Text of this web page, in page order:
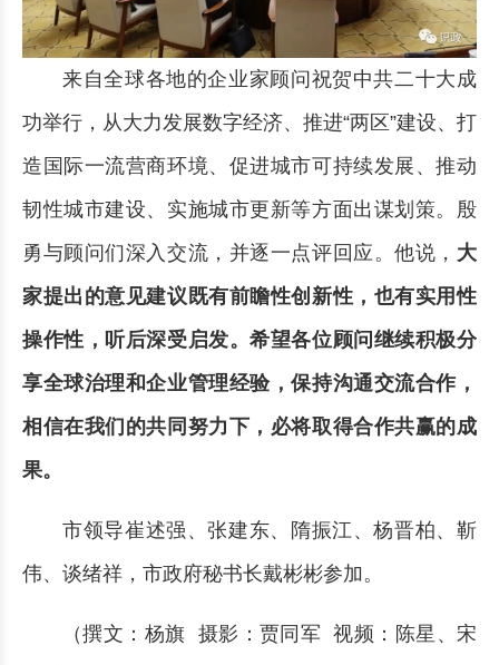
来自全球各地的企业家顾问祝贺中共二十大成
功举行，从大力发展数字经济、推进“两区”建设、打
造国际一流营商环境、促进城市可持续发展、推动
韧性城市建设、实施城市更新等方面出谋划策。殷
勇与顾问们深入交流，并逐一点评回应。他说， 大
家提出的意见建议既有前瞻性创新性，也有实用性
操作性，听后深受启发。希望各位顾问继续积极分
享全球治理和企业管理经验，保持沟通交流合作，
相信在我们的共同努力下，必将取得合作共赢的成
果。
市领导崔述强、张建东、隋振江、杨晋柏、靳
伟、谈绪祥，市政府秘书长戴彬彬参加。
（撰文：杨旗 摄影：贾同军 视频：陈星、宋